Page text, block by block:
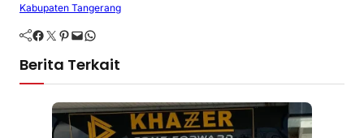
Kabupaten Tangerang
Facebook Twitter Pinterest Mail WhatsApp
Berita Terkait